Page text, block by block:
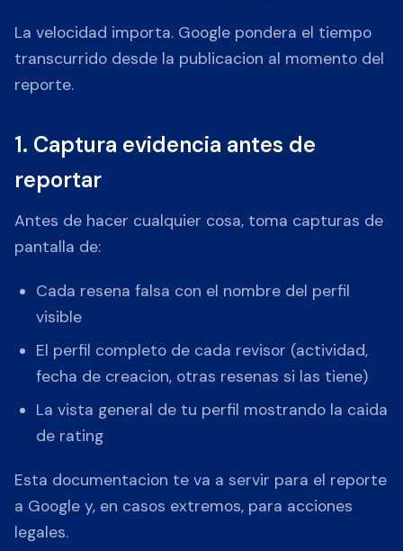
La velocidad importa. Google pondera el tiempo
transcurrido desde la publicacion al momento del
reporte.
1. Captura evidencia antes de
reportar
Antes de hacer cualquier cosa, toma capturas de
pantalla de:
Cada resena falsa con el nombre del perfil
visible
El perfil completo de cada revisor (actividad,
fecha de creacion, otras resenas si las tiene)
La vista general de tu perfil mostrando la caida
de rating
Esta documentacion te va a servir para el reporte
a Google y, en casos extremos, para acciones
legales.